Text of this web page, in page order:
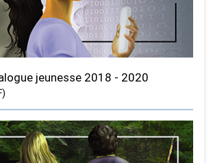
jeunesse 2018 - 2020